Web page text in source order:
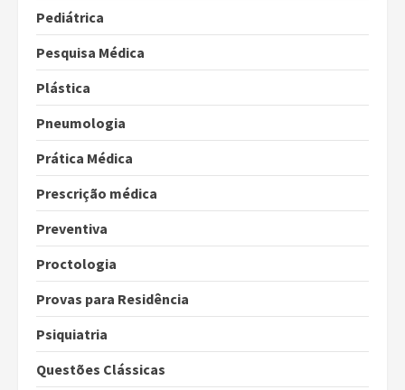
Pediátrica
Pesquisa Médica
Plástica
Pneumologia
Prática Médica
Prescrição médica
Preventiva
Proctologia
Provas para Residência
Psiquiatria
Questões Clássicas